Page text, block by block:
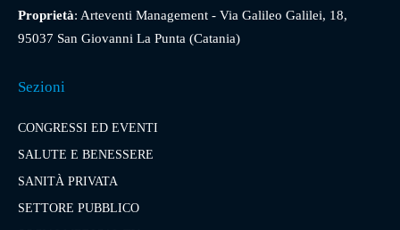
Proprietà: Arteventi Management - Via Galileo Galilei, 18,
95037 San Giovanni La Punta (Catania)
Sezioni
CONGRESSI ED EVENTI
SALUTE E BENESSERE
SANITÀ PRIVATA
SETTORE PUBBLICO